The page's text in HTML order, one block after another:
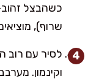
כשהבצל
שרוף),
לסיר עם רוב